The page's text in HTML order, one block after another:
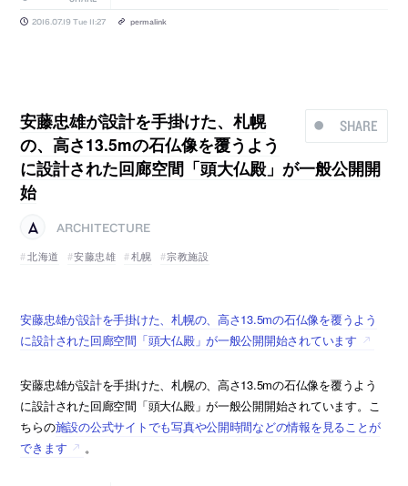
2016.07.19 Tue 11:27 permalink
SHARE
安藤忠雄が設計を手掛けた、札幌
の、高さ13.5mの石仏像を覆うよう
に設計された回廊空間「頭大仏殿」が一般公開開
始
ARCHITECTURE
北海道
安藤忠雄 札幌 宗教施設
安藤忠雄が設計を手掛けた、札幌の、高さ13.5mの石仏像を覆うよう
に設計された回廊空間「頭大仏殿」が一般公開開始されています
安藤忠雄が設計を手掛けた、札幌の、高さ13.5mの石仏像を覆うよう
に設計された回廊空間「頭大仏殿」が一般公開開始されています。こ
ちらの施設の公式サイトでも写真や公開時間などの情報を見ることが
できます
。